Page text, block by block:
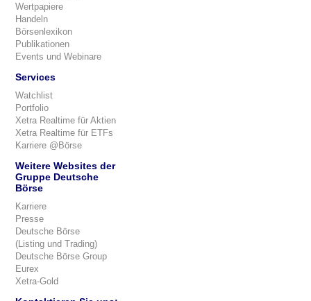
Wertpapiere
Handeln
Börsenlexikon
Publikationen
Events und Webinare
Services
Watchlist
Portfolio
Xetra Realtime für Aktien
Xetra Realtime für ETFs
Karriere @Börse
Weitere Websites der
Gruppe Deutsche
Börse
Karriere
Presse
Deutsche Börse
(Listing und Trading)
Deutsche Börse Group
Eurex
Xetra-Gold